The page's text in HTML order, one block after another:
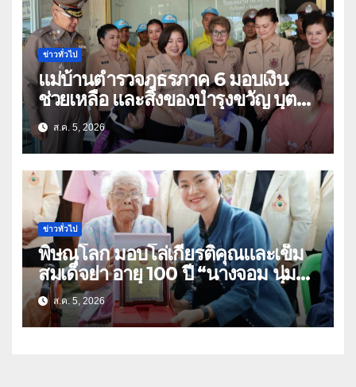
ข่าวทั่วไป
แม่บ้านตำรวจภูธรภาค 6 มอบเงิน
ช่วยเหลือ และสิ่งของบำรุงขวัญ บุตร-
ธิดา ข้าราชการตำรวจจังหวัด
อุทัยธานี
ส.ค. 5, 2026
ข่าวทั่วไป
พิษณุโลก มอบโล่เกียรติคุณและเข็ม
สมเด็จย่า อายุ 100 ปี “นางจอม นุ่ม
เนตร” ตำบลบ้านกร่าง อำเภอเมือง
ส.ค. 5, 2026